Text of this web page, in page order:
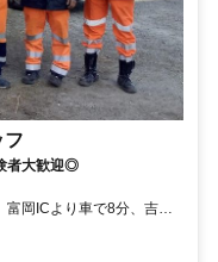
フ
者大歓迎◎
富岡ICより車で8分、吉井